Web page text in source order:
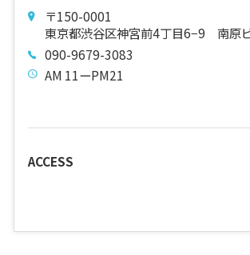
〒150-0001
東京都渋谷区神宮前4丁目6−9 南原
090-9679-3083
AM 11ーPM21
ACCESS